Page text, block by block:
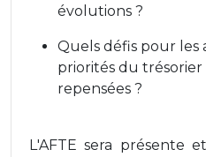
évolutions ?
Quels défis pour les
priorités du
repensées ?
L'AFTE sera présente